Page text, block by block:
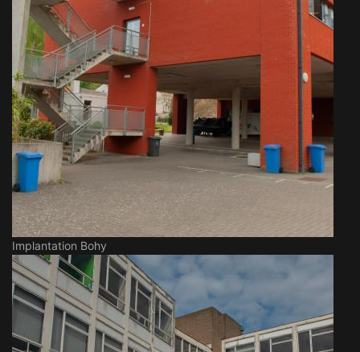
Implantation Bohy